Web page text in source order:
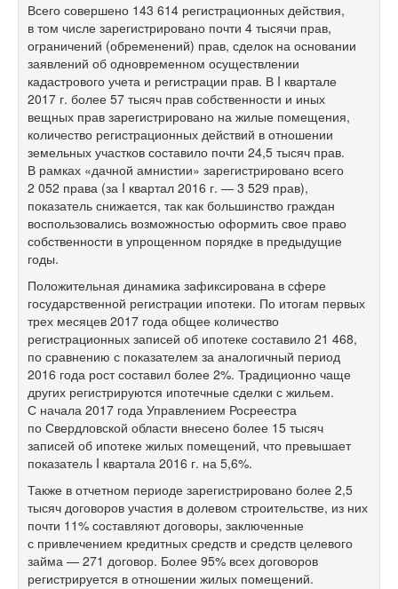
Всего совершено 143 614 регистрационных действия,
в том числе зарегистрировано почти 4 тысячи прав,
ограничений (обременений) прав, сделок на основании
заявлений об одновременном осуществлении
кадастрового учета и регистрации прав. В I квартале
2017 г. более 57 тысяч прав собственности и иных
вещных прав зарегистрировано на жилые помещения,
количество регистрационных действий в отношении
земельных участков составило почти 24,5 тысяч прав.
В рамках «дачной амнистии» зарегистрировано всего
2 052 права (за I квартал 2016 г. — 3 529 прав),
показатель снижается, так как большинство граждан
воспользовались возможностью оформить свое право
собственности в упрощенном порядке в предыдущие
годы.
Положительная динамика зафиксирована в сфере
государственной регистрации ипотеки. По итогам первых
трех месяцев 2017 года общее количество
регистрационных записей об ипотеке составило 21 468,
по сравнению с показателем за аналогичный период
2016 года рост составил более 2%. Традиционно чаще
других регистрируются ипотечные сделки с жильем.
С начала 2017 года Управлением Росреестра
по Свердловской области внесено более 15 тысяч
записей об ипотеке жилых помещений, что превышает
показатель I квартала 2016 г. на 5,6%.
Также в отчетном периоде зарегистрировано более 2,5
тысяч договоров участия в долевом строительстве, из них
почти 11% составляют договоры, заключенные
с привлечением кредитных средств и средств целевого
займа — 271 договор. Более 95% всех договоров
регистрируется в отношении жилых помещений.